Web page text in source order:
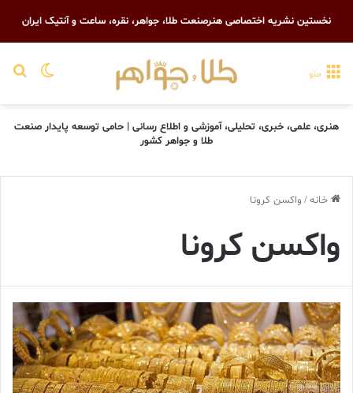
نخستین نشریه اختصاصی هنرصنعت طلا، جواهر، نقره، ساعت و آنتیک ایران
تغییر منو
هنری، علمی، خبری، تحلیلی، آموزشی و اطلاع رسانی | حامی توسعه پایدار صنعت
طلا و جواهر کشور
خانه/ واکسن کرونا
واکسن کرونا